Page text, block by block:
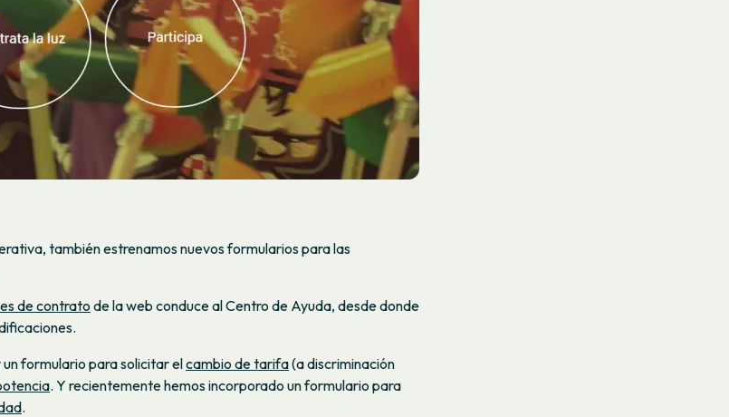
también estrenamos nuevos formularios para las
de contrato de la web conduce al Centro de Ayuda, desde donde
formulario para solicitar elcambio de tarifa(a discriminación
. Y recientemente hemos incorporado un formulario para
.